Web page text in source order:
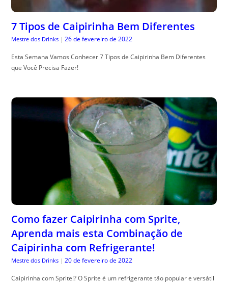
7 Tipos de Caipirinha Bem Diferentes
Mestre dos Drinks | 26 de fevereiro de 2022
Esta Semana Vamos Conhecer 7 Tipos de Caipirinha Bem Diferentes
que Você Precisa Fazer!
Como fazer Caipirinha com Sprite,
Aprenda mais esta Combinação de
Caipirinha com Refrigerante!
Mestre dos Drinks | 20 de fevereiro de 2022
Caipirinha com Sprite!? O Sprite é um refrigerante tão popular e versátil